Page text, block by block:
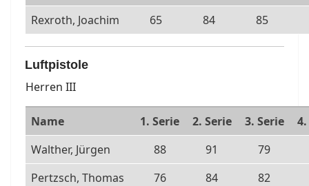
Rexroth, Joachim
65 84 85
Luftpistole
Herren III
Name 1. Serie 2. Serie 3. Serie
Walther, Jürgen
88 91
79
Pertzsch, Thomas
76 84 82